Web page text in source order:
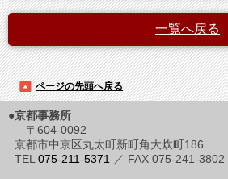
一覧へ戻る
ページの先頭へ戻る
●京都事務所
〒604-0092
京都市中京区丸太町新町角大炊町186
TEL075-211-5371 ／ FAX 075-241-3802